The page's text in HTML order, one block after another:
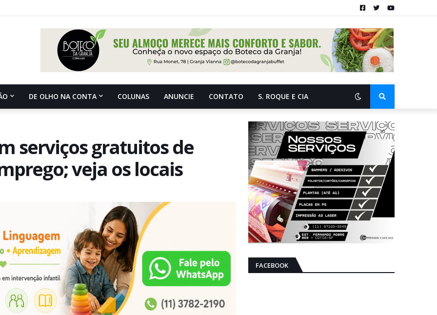
DE OLHO NA CONTA COLUNAS ANUNCIE CONTATO S. ROQUE E CIA
serviços gratuitos de
veja os locais
FACEBOOK